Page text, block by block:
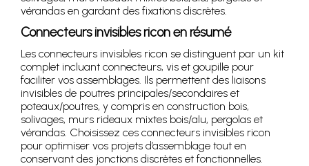
vérandas en gardant des fixations discrètes.
Connecteurs invisibles ricon en résumé
Les connecteurs invisibles ricon se distinguent par un kit
complet incluant connecteurs, vis et goupille pour
faciliter vos assemblages. Ils permettent des liaisons
invisibles de poutres principales/secondaires et
poteaux/poutres, y compris en construction bois,
solivages, murs rideaux mixtes bois/alu, pergolas et
vérandas. Choisissez ces connecteurs invisibles ricon
pour optimiser vos projets d’assemblage tout en
conservant des jonctions discrètes et fonctionnelles.